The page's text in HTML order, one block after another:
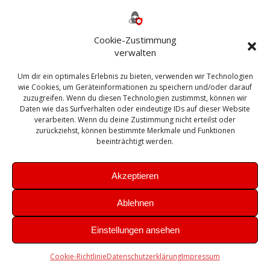
Cookie-Zustimmung
verwalten
Um dir ein optimales Erlebnis zu bieten, verwenden wir Technologien
wie Cookies, um Geräteinformationen zu speichern und/oder darauf
zuzugreifen. Wenn du diesen Technologien zustimmst, können wir
Daten wie das Surfverhalten oder eindeutige IDs auf dieser Website
verarbeiten. Wenn du deine Zustimmung nicht erteilst oder
zurückziehst, können bestimmte Merkmale und Funktionen
beeinträchtigt werden.
Akzeptieren
Ablehnen
Einstellungen ansehen
Cookie-RichtlinieDatenschutzerklärungImpressum
Bautagebuch
Exchange firewall Fritzbox
Microsoft
Sanierung SBS Security Server Sicherheit
Sicherung SIEM Sophos SSL Ubuntu
Update Upgrade UTM VCenter VCSA Veeam
VMWare VPN WAZUH Windows
Zertifikat
Theme